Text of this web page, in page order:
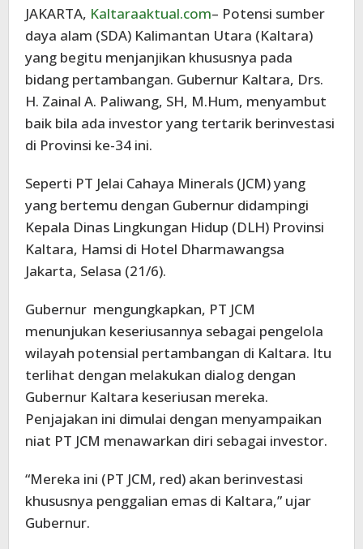
JAKARTA, Kaltaraaktual.com– Potensi sumber
daya alam (SDA) Kalimantan Utara (Kaltara)
yang begitu menjanjikan khususnya pada
bidang pertambangan. Gubernur Kaltara, Drs.
H. Zainal A. Paliwang, SH, M.Hum, menyambut
baik bila ada investor yang tertarik berinvestasi
di Provinsi ke-34 ini.
Seperti PT Jelai Cahaya Minerals (JCM) yang
yang bertemu dengan Gubernur didampingi
Kepala Dinas Lingkungan Hidup (DLH) Provinsi
Kaltara, Hamsi di Hotel Dharmawangsa
Jakarta, Selasa (21/6).
Gubernur mengungkapkan, PT JCM
menunjukan keseriusannya sebagai pengelola
wilayah potensial pertambangan di Kaltara. Itu
terlihat dengan melakukan dialog dengan
Gubernur Kaltara keseriusan mereka.
Penjajakan ini dimulai dengan menyampaikan
niat PT JCM menawarkan diri sebagai investor.
“Mereka ini (PT JCM, red) akan berinvestasi
khususnya penggalian emas di Kaltara,” ujar
Gubernur.